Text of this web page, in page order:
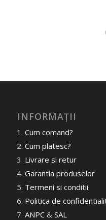
INFORMAȚII
Cum comand?
Cum platesc?
Livrare si retur
Garantia produselor
Termeni si conditii
Politica de
ANPC& SAL